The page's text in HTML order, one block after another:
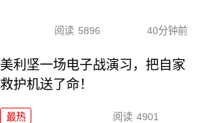
阅读 5896 40分钟前
美利坚一场电子战演习，把自家
救护机送了命！
最热 阅读 4901